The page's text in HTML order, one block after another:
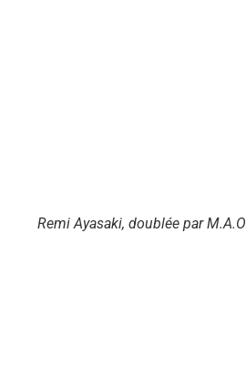
Remi Ayasaki, doublée par M.A.O